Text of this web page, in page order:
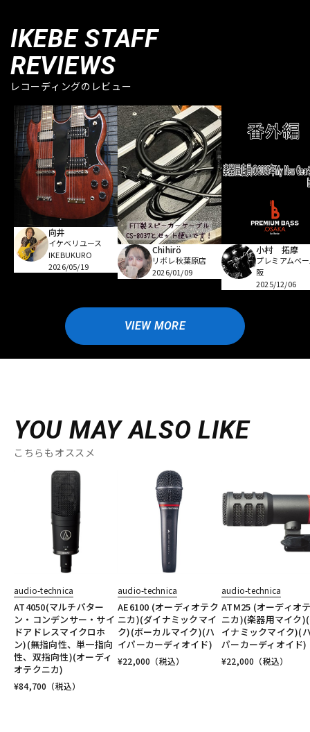
IKEBE STAFF
REVIEWS
レコーディングのレビュー
向井
イケベリユース
IKEBUKURO
2026/05/19
Chihirö
リボレ秋葉原店
2026/01/09
小村 拓摩
プレミアムベ
阪
2025/12/06
VIEW MORE
YOU MAY ALSO LIKE
こちらもオススメ
audio-technica
AT4050(マルチパター
ン・コンデンサー・サイ
ドアドレスマイクロホ
ン)(無指向性、単一指向
性、双指向性)(オーディ
オテクニカ)
¥84,700 （税込）
audio-technica
AE6100 (オーディオテク
ニカ)(ダイナミックマイ
ク)(ボーカルマイク)(ハ
イパーカーディオイド)
¥22,000 （税込）
audio-technica
ATM25 (オーディオ
ニカ)(楽器用マイク
イナミックマイク)(
パーカーディオイド)
¥22,000 （税込）